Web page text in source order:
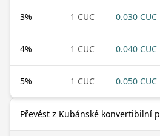
3% 1 CUC 0.030 CUC
4% 1 CUC 0.040 CUC
5% 1 CUC 0.050 CUC
Převést z Kubánské konvertibilní